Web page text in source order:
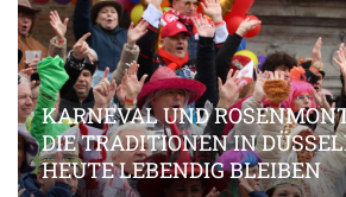
KARNEVAL UND
DIE TRADITIONEN IN
HEUTE LEBENDIG BLEIBEN